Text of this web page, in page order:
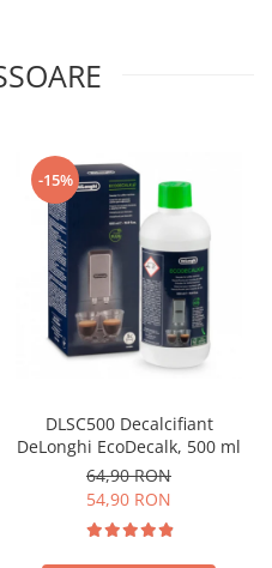
-15%
DLSC500 Decalcifiant
DeLonghi EcoDecalk, 500 ml
64,90 RON
54,90 RON